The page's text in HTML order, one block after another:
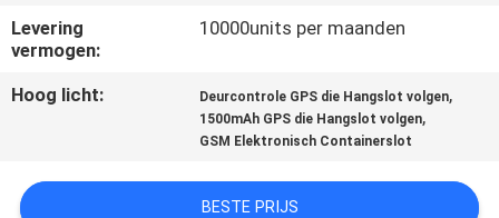
VERZOEK
OM EEN
CITAAT
SITEMAP
Levering
vermogen:
10000units per maanden
Hoog licht: Deurcontrole GPS die Hangslot volgen,
1500mAh GPS die Hangslot volgen,
GSM Elektronisch Containerslot
BESTE PRIJS